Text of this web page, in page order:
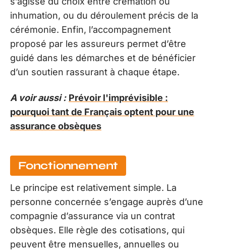
inhumation, ou du déroulement précis de la
cérémonie. Enfin, l’accompagnement
proposé par les assureurs permet d’être
guidé dans les démarches et de bénéficier
d’un soutien rassurant à chaque étape.
A voir aussi : Prévoir l'imprévisible :
pourquoi tant de Français optent pour une
assurance obsèques
Fonctionnement
Le principe est relativement simple. La
personne concernée s’engage auprès d’une
compagnie d’assurance via un contrat
obsèques. Elle règle des cotisations, qui
peuvent être mensuelles, annuelles ou